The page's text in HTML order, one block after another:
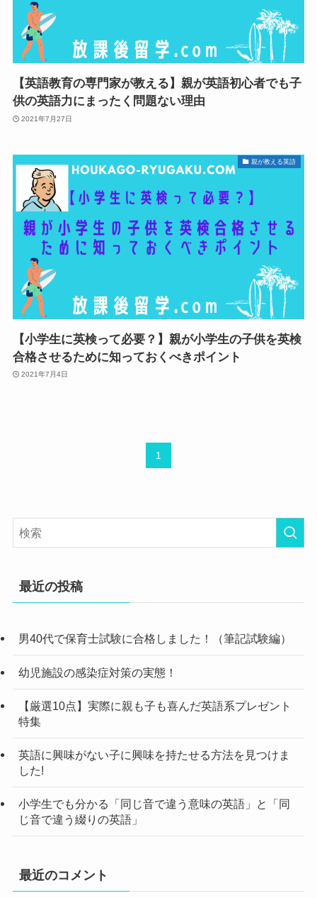
【英語教育の専門家が教える】親が英語初心者でも子
供の英語力にまったく問題ない理由
2021年7月27日
親が教える英語
【小学生に英検って必要？】親が小学生の子供を英検
合格させるために知っておくべきポイント
2021年7月4日
1
最近の投稿
男40代で保育士試験に合格しました！（筆記試験編）
幼児施設の感染症対策の実態！
【厳選10点】実際に親も子も喜んだ英語系プレゼント
特集
英語に興味がない子に興味を持たせる方法を見つけま
した!
小学生でも分かる「同じ音で違う意味の英語」と「同
じ音で違う綴りの英語」
最近のコメント